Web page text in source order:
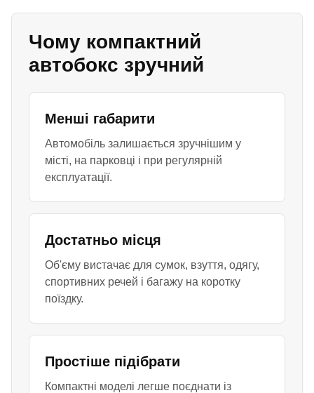
Чому компактний
автобокс зручний
Менші габарити
Автомобіль залишається зручнішим у
місті, на парковці і при регулярній
експлуатації.
Достатньо місця
Об'єму вистачає для сумок, взуття, одягу,
спортивних речей і багажу на коротку
поїздку.
Простіше підібрати
Компактні моделі легше поєднати із